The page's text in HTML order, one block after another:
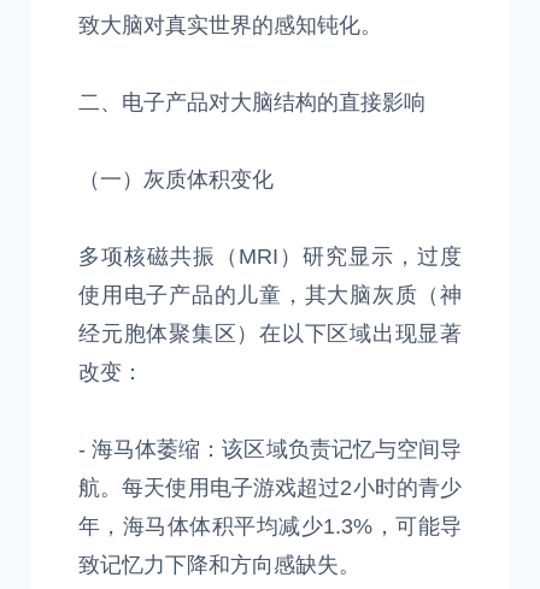
致大脑对真实世界的感知钝化。
二、电子产品对大脑结构的直接影响
（一）灰质体积变化
多项核磁共振（MRI）研究显示，过度
使用电子产品的儿童，其大脑灰质（神
经元胞体聚集区）在以下区域出现显著
改变：
- 海马体萎缩：该区域负责记忆与空间导
航。每天使用电子游戏超过2小时的青少
年，海马体体积平均减少1.3%，可能导
致记忆力下降和方向感缺失。